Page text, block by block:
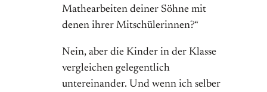
Mathearbeiten deiner Söhne mit
denen ihrer Mitschülerinnen?“
Nein, aber die Kinder in der Klasse
vergleichen gelegentlich
untereinander. Und wenn ich selber